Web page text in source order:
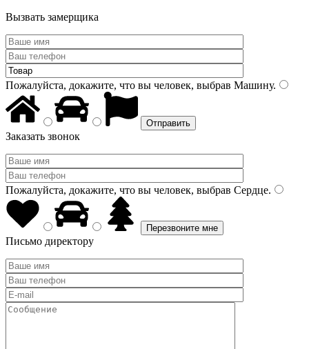
Вызвать замерщика
Пожалуйста, докажите, что вы человек, выбрав Машину.
Заказать звонок
Пожалуйста, докажите, что вы человек, выбрав Сердце.
Письмо директору